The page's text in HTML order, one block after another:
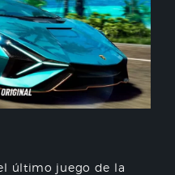
último juego de la